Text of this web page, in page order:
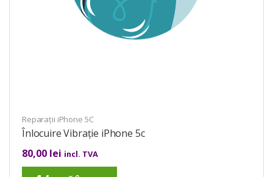
Reparații iPhone 5C
Înlocuire Vibrație iPhone 5c
80,00 lei incl. TVA